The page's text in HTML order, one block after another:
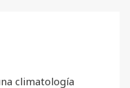
climatología